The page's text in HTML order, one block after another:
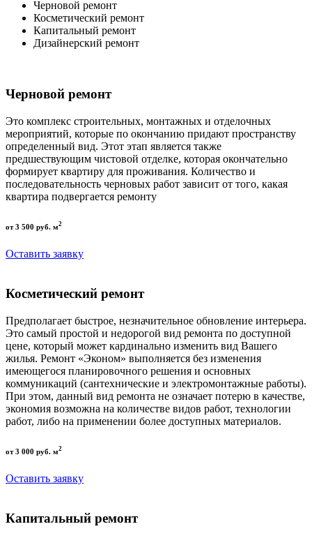
Черновой ремонт
Косметический ремонт
Капитальный ремонт
Дизайнерский ремонт
Черновой ремонт
Это комплекс строительных, монтажных и отделочных
мероприятий, которые по окончанию придают пространству
определенный вид. Этот этап является также
предшествующим чистовой отделке, которая окончательно
формирует квартиру для проживания. Количество и
последовательность черновых работ зависит от того, какая
квартира подвергается ремонту
от 3 500 руб. м2
Оставить заявку
Косметический ремонт
Предполагает быстрое, незначительное обновление интерьера.
Это самый простой и недорогой вид ремонта по доступной
цене, который может кардинально изменить вид Вашего
жилья. Ремонт «Эконом» выполняется без изменения
имеющегося планировочного решения и основных
коммуникаций (сантехнические и электромонтажные работы).
При этом, данный вид ремонта не означает потерю в качестве,
экономия возможна на количестве видов работ, технологии
работ, либо на применении более доступных материалов.
от 3 000 руб. м2
Оставить заявку
Капитальный ремонт